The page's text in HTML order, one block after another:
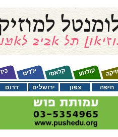
דרום ירושלים צפון חיפה